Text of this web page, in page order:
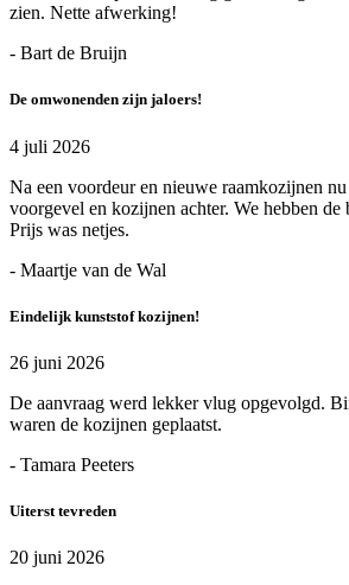
zien. Nette afwerking!
- Bart de Bruijn
De omwonenden zijn jaloers!
4 juli 2026
Na een voordeur en nieuwe raamkozijnen
voorgevel en kozijnen achter. We hebben de
Prijs was netjes.
- Maartje van de Wal
Eindelijk kunststof kozijnen!
26 juni 2026
De aanvraag werd lekker vlug opgevolgd.
waren de kozijnen geplaatst.
- Tamara Peeters
Uiterst tevreden
20 juni 2026